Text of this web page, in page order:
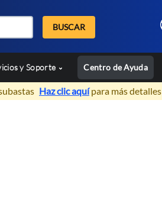
BUSCAR
y Soporte Centro de Ayuda
Haz clic aquípara más detalles